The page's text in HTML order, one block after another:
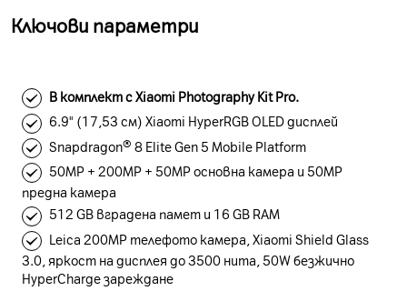
Ключови параметри
В комплект с Xiaomi Photography Kit Pro.
6.9" (17,53 см) Xiaomi HyperRGB OLED дисплей
Snapdragon® 8 Elite Gen 5 Mobile Platform
50MP + 200MP + 50MP основна камера и 50MP
предна камера
512 GB вградена памет и 16 GB RAM
Leica 200MP телефото камера, Xiaomi Shield Glass
3.0, яркост на дисплея до 3500 нита, 50W безжично
HyperCharge зареждане